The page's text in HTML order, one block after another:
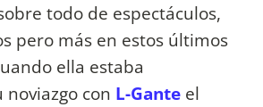
todo de espectáculos,
pero más en estos últimos
ella estaba
con L-Gante el